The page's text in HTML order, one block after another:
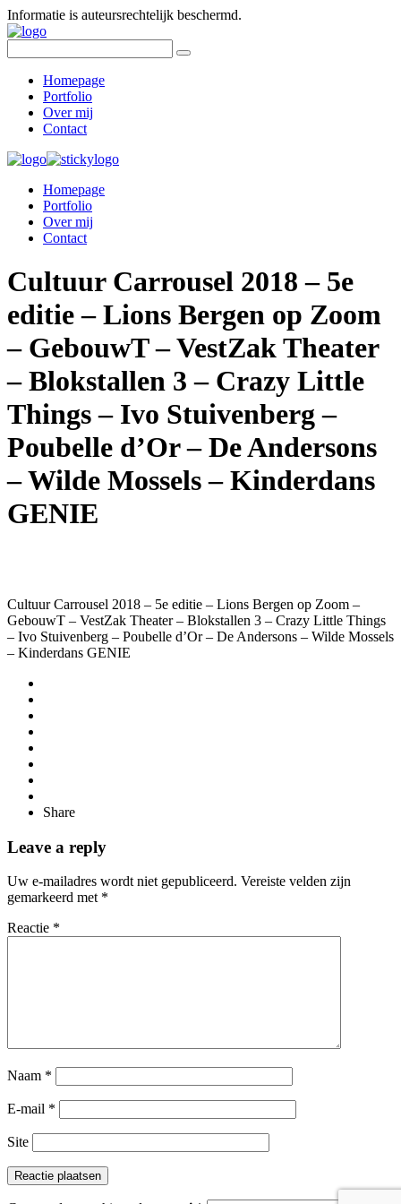
Informatie is auteursrechtelijk beschermd.
Homepage
Portfolio
Over mij
Contact
Homepage
Portfolio
Over mij
Contact
Cultuur Carrousel 2018 – 5e
editie – Lions Bergen op Zoom
– GebouwT – VestZak Theater
– Blokstallen 3 – Crazy Little
Things – Ivo Stuivenberg –
Poubelle d’Or – De Andersons
– Wilde Mossels – Kinderdans
GENIE
Cultuur Carrousel 2018 – 5e editie – Lions Bergen op Zoom –
GebouwT – VestZak Theater – Blokstallen 3 – Crazy Little Things
– Ivo Stuivenberg – Poubelle d’Or – De Andersons – Wilde Mossels
– Kinderdans GENIE
Share
Leave a reply
Uw e-mailadres wordt niet gepubliceerd. Vereiste velden zijn
gemarkeerd met *
Reactie *
Naam *
E-mail *
Site